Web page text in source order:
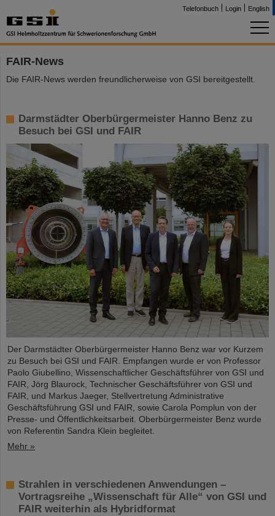
Telefonbuch Login English
FAIR-News
Die FAIR-News werden freundlicherweise von GSI bereitgestellt.
Darmstädter Oberbürgermeister Hanno Benz zu
Besuch bei GSI und FAIR
Der Darmstädter Oberbürgermeister Hanno Benz war vor Kurzem
zu Besuch bei GSI und FAIR. Empfangen wurde er von Professor
Paolo Giubellino, Wissenschaftlicher Geschäftsführer von GSI und
FAIR, Jörg Blaurock, Technischer Geschäftsführer von GSI und
FAIR, und Markus Jaeger, Stellvertretung Administrative
Geschäftsführung GSI und FAIR, sowie Carola Pomplun von der
Presse- und Öffentlichkeitsarbeit. Oberbürgermeister Benz wurde
von Referentin Sandra Klein begleitet.
Mehr »
Strahlen in verschiedenen Anwendungen –
Vortragsreihe „Wissenschaft für Alle“ von GSI und
FAIR weiterhin als Hybridformat